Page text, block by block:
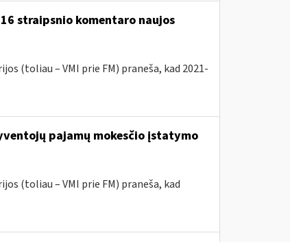
straipsnio komentaro naujos
(toliau – VMI prie FM) praneša, kad 2021-
pajamų mokesčio įstatymo
(toliau – VMI prie FM) praneša, kad